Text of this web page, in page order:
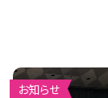
お知らせ